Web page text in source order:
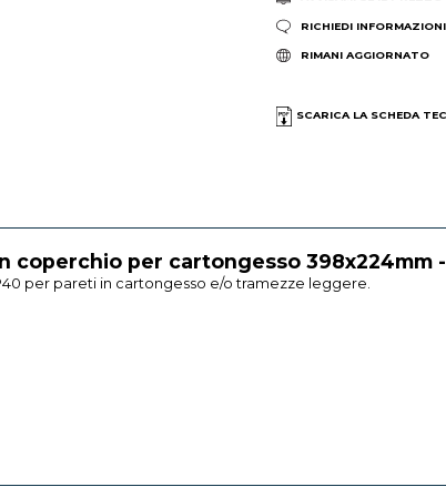
RICHIEDI INFORMAZIONI
RIMANI AGGIORNATO
SCARICA LA SCHEDA
coperchio per cartongesso 398x224mm -
per pareti in cartongesso e/o tramezze leggere.